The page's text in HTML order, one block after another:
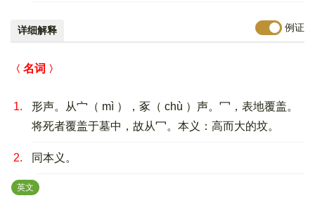
详细解释 例证
名词
1.
形声。从宀（ mì ），豖（ chù ）声。冖，表地覆盖。
将死者覆盖于墓中，故从冖。本义：高而大的坟。
2. 同本义。
英文 ：